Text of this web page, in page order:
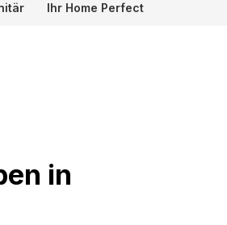
Ihr Home Perfect
in